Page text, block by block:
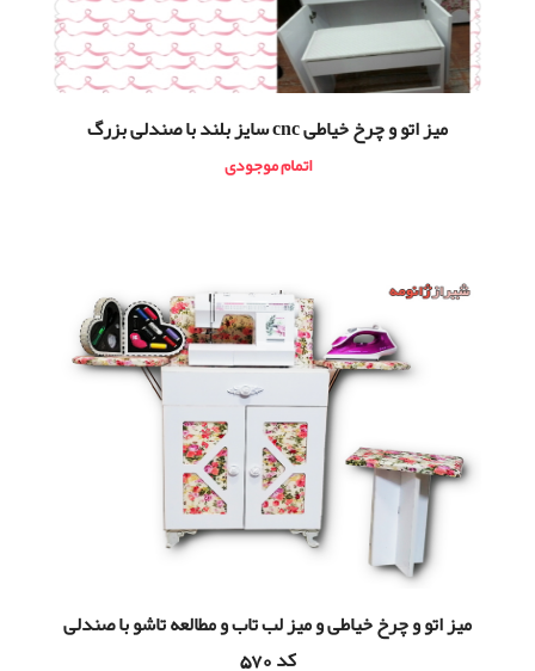
میز اتو و چرخ خیاطی cnc سایز بلند با صندلی بزرگ
اتمام موجودی
ميز اتو و چرخ خیاطی و میز لب تاب و مطالعه تاشو با صندلی
کد 570